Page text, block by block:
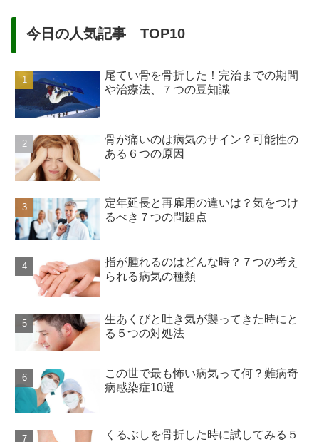
今日の人気記事 TOP10
尾てい骨を骨折した！完治までの期間
や治療法、７つの豆知識
骨が痛いのは病気のサイン？可能性の
ある６つの原因
定年延長と再雇用の違いは？気をつけ
るべき７つの問題点
指が腫れるのはどんな時？７つの考え
られる病気の種類
生あくびと吐き気が襲ってきた時にと
る５つの対処法
この世で最も怖い病気って何？難病奇
病感染症10選
くるぶしを骨折した時に試してみる５